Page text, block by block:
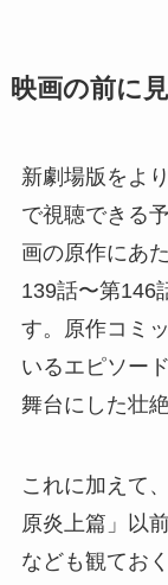
映画の前に
新劇場版をよ
で視聴できる
画の原作にあ
139話〜第146
す。原作コミ
いるエピソー
舞台にした壮
これに加えて
原炎上篇」以
なども観てお